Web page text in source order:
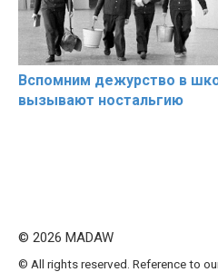
Вспомним дежурство в
вызывают ностальгию
© 2026 MADAW
© All rights reserved. Reference to